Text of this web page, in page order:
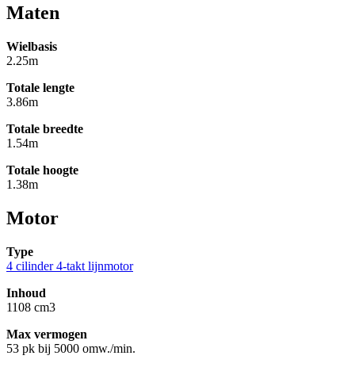
Maten
Wielbasis
2.25m
Totale lengte
3.86m
Totale breedte
1.54m
Totale hoogte
1.38m
Motor
Type
4 cilinder 4-takt lijnmotor
Inhoud
1108 cm3
Max vermogen
53 pk bij 5000 omw./min.